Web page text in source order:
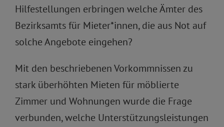
Hilfestellungen erbringen welche Ämter des
Bezirksamts für Mieter*innen, die aus Not auf
solche Angebote eingehen?
Mit den beschriebenen Vorkommnissen zu
stark überhöhten Mieten für möblierte
Zimmer und Wohnungen wurde die Frage
verbunden, welche Unterstützungsleistungen